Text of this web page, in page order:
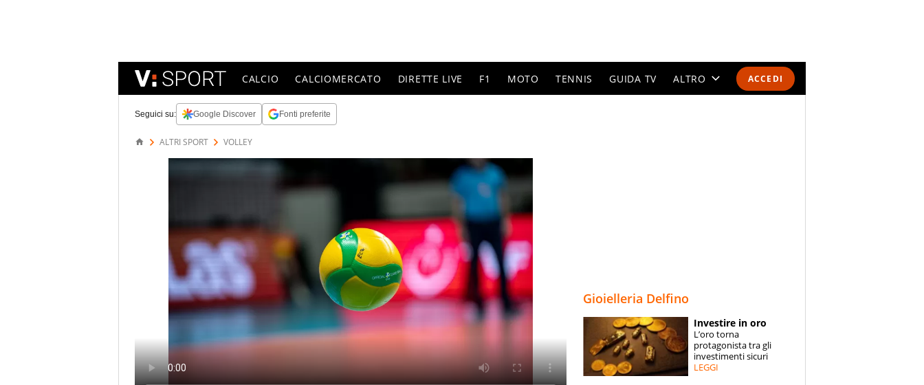
ACCEDI
CALCIO CALCIOMERCATO DIRETTE LIVE F1 MOTO TENNIS GUIDA TV ALTRO
SPECIALI
ESPERTI
Seguici su: Google Discover Fonti preferite
ALTRI SPORT VOLLEY
Gioielleria Delfino
Investire in oro
L’oro torna
protagonista tra gli
investimenti sicuri
LEGGI